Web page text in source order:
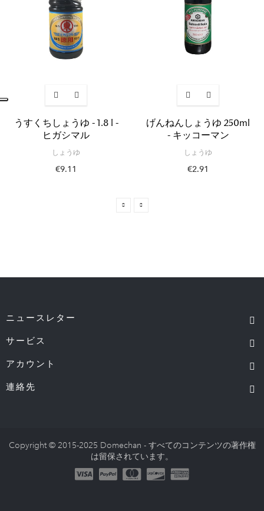
うすくちしょうゆ - 1.8 l -
ヒガシマル
しょうゆ
€9.11
げんねんしょうゆ 250ml
- キッコーマン
しょうゆ
€2.91
ニュースレター
サービス
アカウント
連絡先
Copyright © 2015-2025 Domechan - すべてのコンテンツの著作権
は留保されています。